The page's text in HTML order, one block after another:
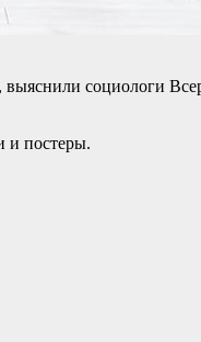
социологи
и постеры.